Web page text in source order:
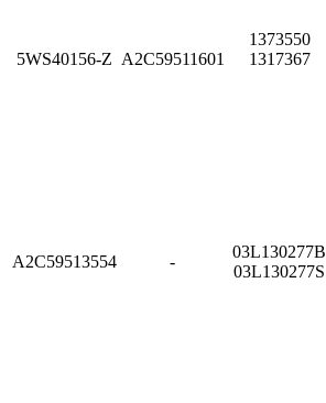
5WS40156-Z A2C59511601
1373550
1317367
A2C59513554 -
03L130277B
03L130277S